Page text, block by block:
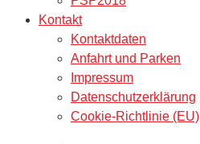
Kontakt
Kontaktdaten
Anfahrt und Parken
Impressum
Datenschutzerklärung
Cookie-Richtlinie (EU)